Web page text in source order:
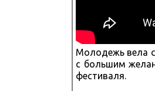
Молодежь вела
с большим
фестиваля.